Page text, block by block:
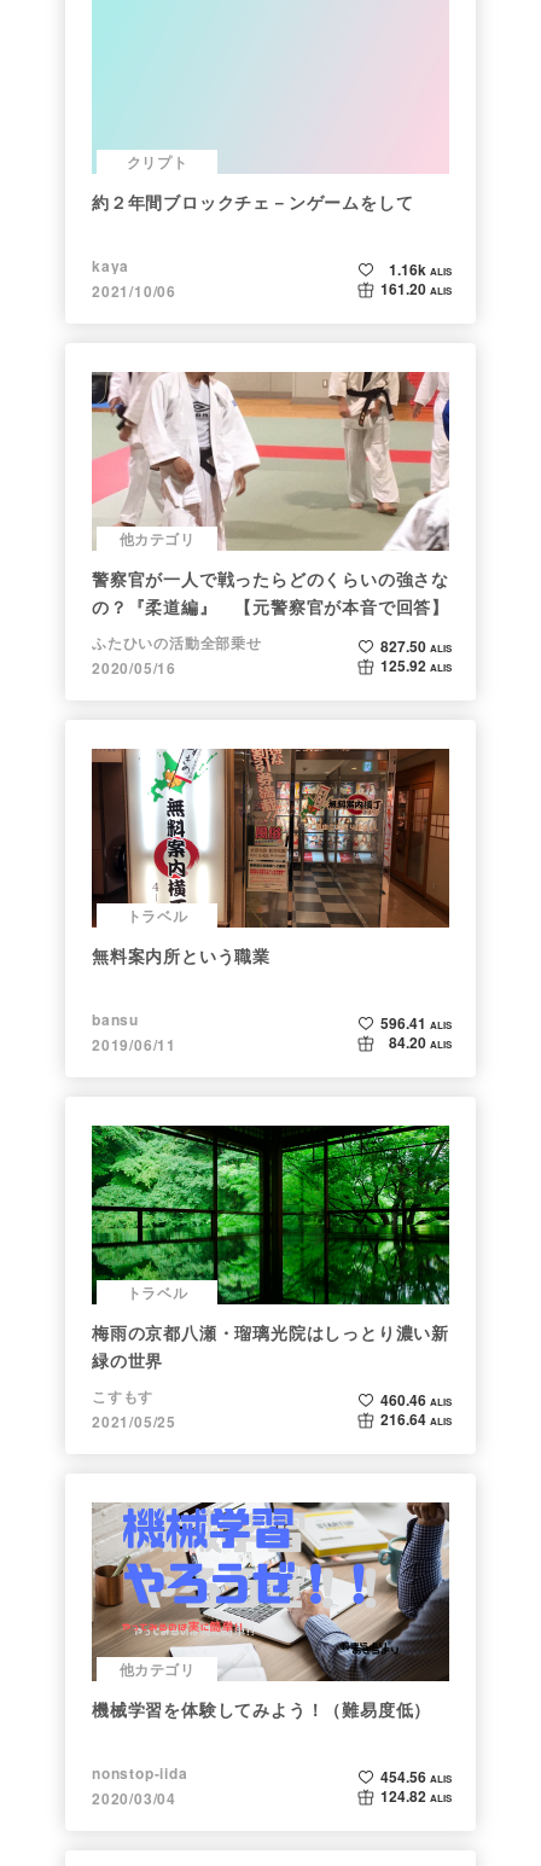
クリプト
約２年間ブロックチェ－ンゲームをして
kaya
2021/10/06
1.16k ALIS
161.20 ALIS
他カテゴリ
警察官が一人で戦ったらどのくらいの強さな
の？『柔道編』 【元警察官が本音で回答】
ふたひいの活動全部乗せ
2020/05/16
827.50 ALIS
125.92 ALIS
トラベル
無料案内所という職業
bansu
2019/06/11
596.41 ALIS
84.20 ALIS
トラベル
梅雨の京都八瀬・瑠璃光院はしっとり濃い新
緑の世界
こすもす
2021/05/25
460.46 ALIS
216.64 ALIS
他カテゴリ
機械学習を体験してみよう！（難易度低）
nonstop-iida
2020/03/04
454.56 ALIS
124.82 ALIS